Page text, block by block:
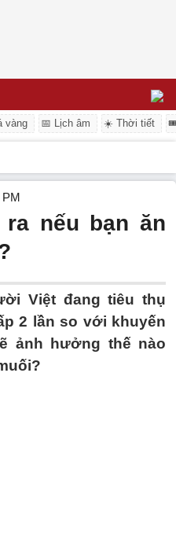
vàng 📅 Lịch âm ☀️ Thời tiết
PM
nếu bạn ăn
Việt đang tiêu thụ
2 lần so với khuyến
ảnh hưởng thế nào